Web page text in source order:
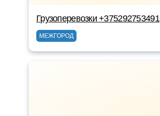
Грузоперевозки +375292753491
МЕЖГОРОД